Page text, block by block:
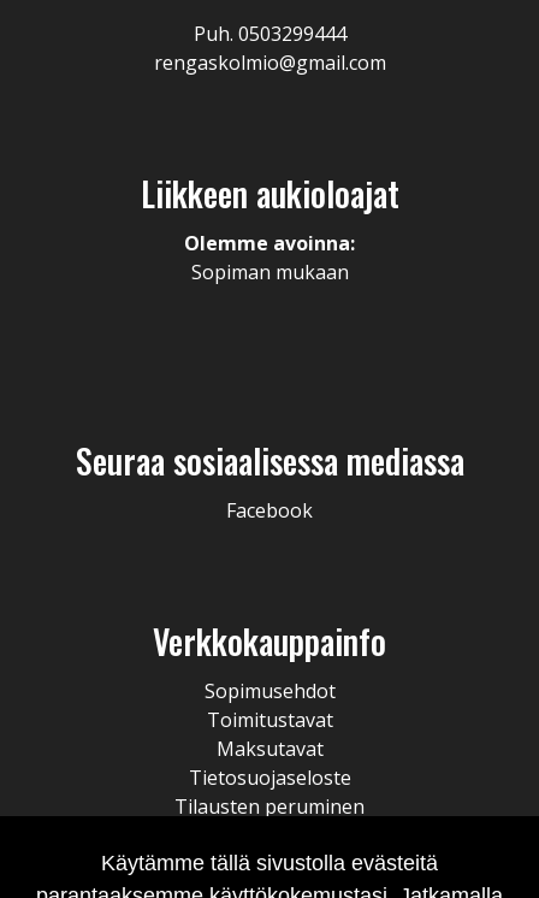
Puh. 0503299444
rengaskolmio@gmail.com
Liikkeen aukioloajat
Olemme avoinna:
Sopiman mukaan
Seuraa sosiaalisessa mediassa
Facebook
Verkkokauppainfo
Sopimusehdot
Toimitustavat
Maksutavat
Tietosuojaseloste
Tilausten peruminen
Käytämme tällä sivustolla evästeitä